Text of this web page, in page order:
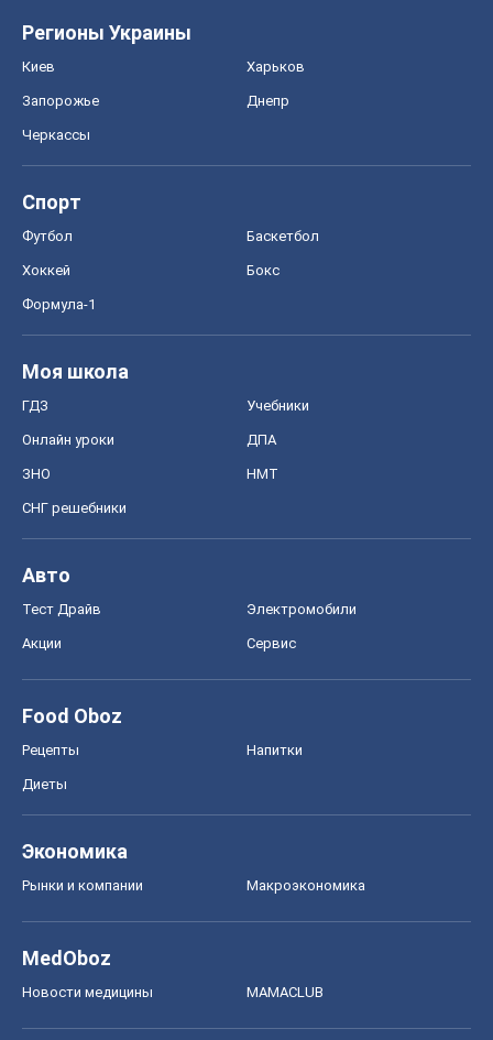
Регионы Украины
Киев Харьков
Запорожье Днепр
Черкассы
Спорт
Футбол Баскетбол
Хоккей Бокс
Формула-1
Моя школа
ГДЗ Учебники
Онлайн уроки ДПА
ЗНО НМТ
СНГ решебники
Авто
Тест Драйв Электромобили
Акции Сервис
Food Oboz
Рецепты Напитки
Диеты
Экономика
Рынки и компании Mакроэкономика
MedOboz
Новости медицины MAMACLUB